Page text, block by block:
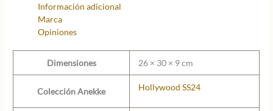
Información adicional
Marca
Opiniones
Dimensiones 26 × 30 × 9 cm
Colección Anekke Hollywood SS24